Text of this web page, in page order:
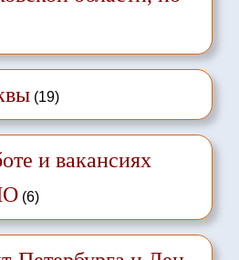
(19)
и вакансиях
(6)